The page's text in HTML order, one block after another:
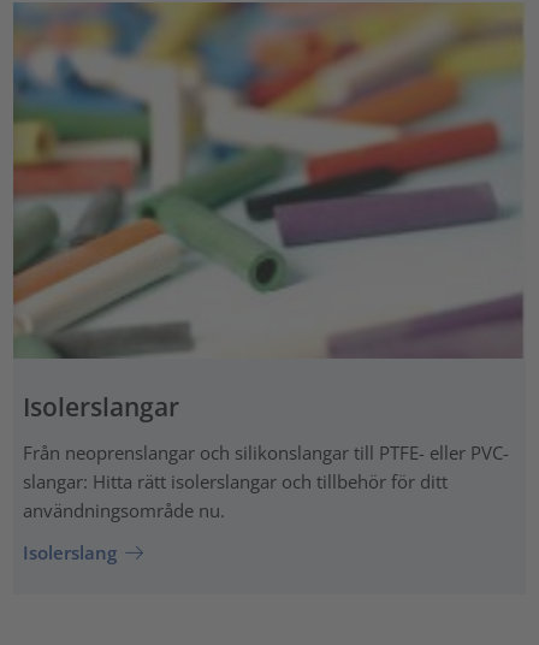
Isolerslangar
Från neoprenslangar och silikonslangar till PTFE- eller PVC-
slangar: Hitta rätt isolerslangar och tillbehör för ditt
användningsområde nu.
Isolerslang